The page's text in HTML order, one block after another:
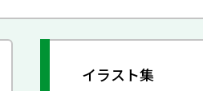
イラスト集